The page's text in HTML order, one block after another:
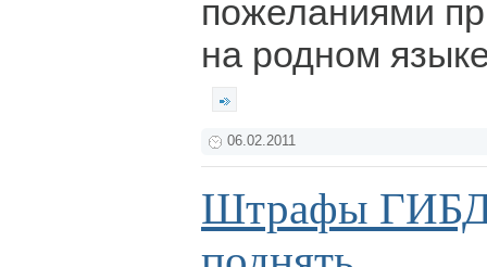
пожеланиями
на родном
06.02.2011
Штрафы